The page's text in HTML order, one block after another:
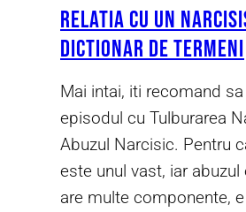
Relatia cu un
Dictionar de termeni
Mai intai, iti recomand
episodul cu Tulburarea
Abuzul Narcisic. Pentru
este unul vast, iar
are multe componente,